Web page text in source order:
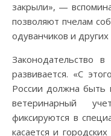
закрыли», —
позволяют пчелам
одуванчиков и
Законодательство
развивается. «С
России должна быть
ветеринарный
фиксируются в
касается и